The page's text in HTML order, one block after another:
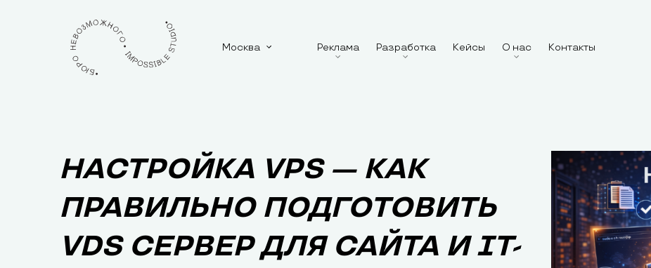
Москва Реклама Разработка Кейсы О нас Контакты
НАСТРОЙКА VPS — КАК
ПРАВИЛЬНО ПОДГОТОВИТЬ
VDS СЕРВЕР ДЛЯ САЙТА И IT-